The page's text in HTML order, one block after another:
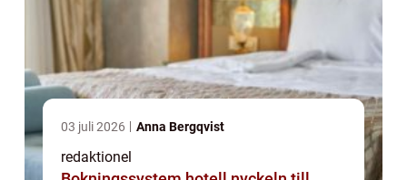
03 juli 2026 Anna Bergqvist
redaktionel